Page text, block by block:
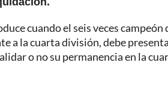
cuando el seis veces
a la cuarta división, debe
o no su permanencia en la